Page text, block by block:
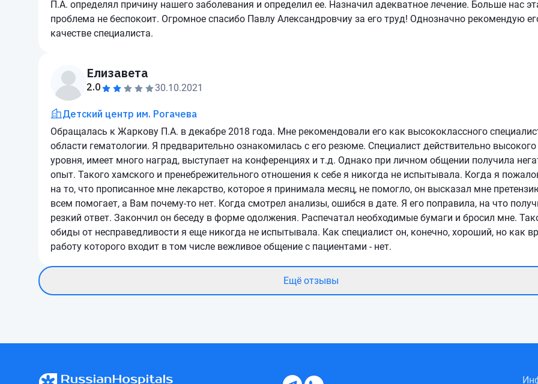
П.А. определял причину нашего заболевания и определил ее. Назначил адекватное лечение. Больше нас
проблема не беспокоит. Огромное спасибо Павлу Александровчиу за его труд! Однозначно рекомендую
качестве специалиста.
Елизавета
2.0 30.10.2021
Детский центр им. Рогачева
Обращалась к Жаркову П.А. в декабре 2018 года. Мне рекомендовали его как высококлассного
области гематологии. Я предварительно ознакомилась с его резюме. Специалист действительно высокого
уровня, имеет много наград, выступает на конференциях и т.д. Однако при личном общении получила
опыт. Такого хамского и пренебрежительного отношения к себе я никогда не испытывала. Когда я
на то, что прописанное мне лекарство, которое я принимала месяц, не помогло, он высказал мне
всем помогает, а Вам почему-то нет. Когда смотрел анализы, ошибся в дате. Я его поправила, на что
резкий ответ. Закончил он беседу в форме одолжения. Распечатал необходимые бумаги и бросил мне.
обиды от несправедливости я еще никогда не испытывала. Как специалист он, конечно, хороший, но как
работу которого входит в том числе вежливое общение с пациентами - нет.
Ещё отзывы